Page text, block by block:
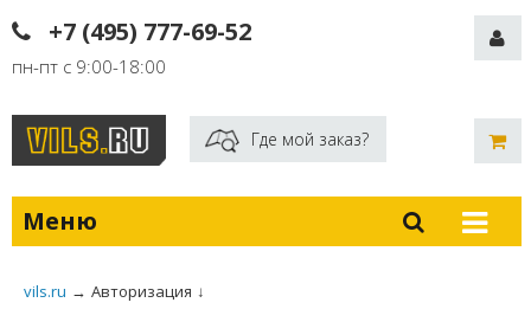
+7 (495) 777-69-52
пн-пт с 9:00-18:00
Где мой заказ?
Меню
vils.ru → Авторизация ↓